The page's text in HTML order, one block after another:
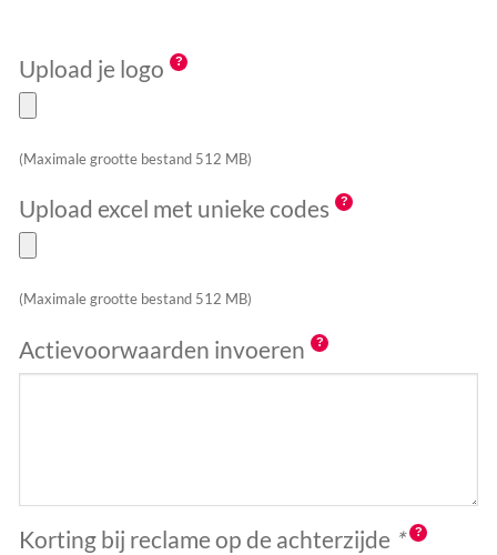
Upload je logo
(Maximale grootte bestand 512 MB)
Upload excel met unieke codes
(Maximale grootte bestand 512 MB)
Actievoorwaarden invoeren
Korting bij reclame op de achterzijde *